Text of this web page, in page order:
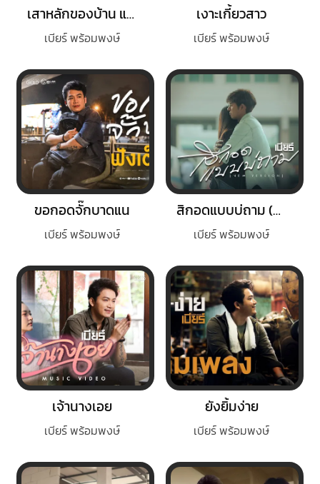
เสาหลักของบ้าน แรงงานของนาย
เบียร์ พร้อมพงษ์
เงาะเกี้ยวสาว
เบียร์ พร้อมพงษ์
ขอกอดจั๊กบาดแน
เบียร์ พร้อมพงษ์
สิกอดแบบบ่ถาม (NEW VERSION)
เบียร์ พร้อมพงษ์
เจ้านางเอย
เบียร์ พร้อมพงษ์
ยังยิ้มง่าย
เบียร์ พร้อมพงษ์